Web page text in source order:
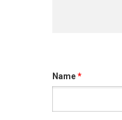
Name*